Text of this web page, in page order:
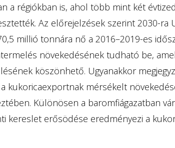
a régiókban is, ahol több mint két
Az előrejelzések szerint 2030-ra
millió tonnára nő a 2016–2019-es
növekedésének tudható be,
köszönhető. Ugyanakkor
kukoricaexportnak mérsékelt
Különösen a baromfiágazatban
kereslet erősödése eredményezi a